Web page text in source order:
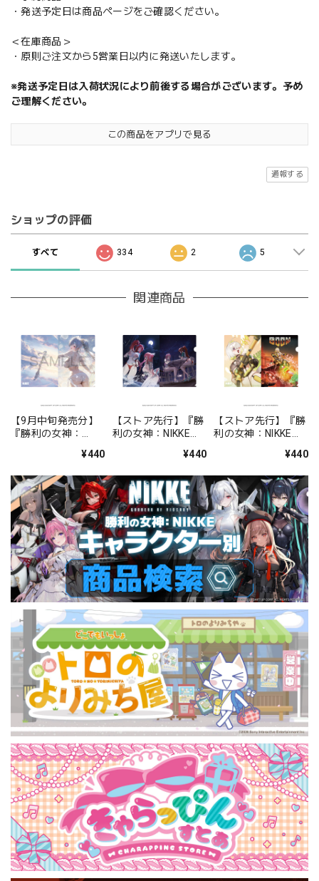
・発送予定日は商品ページをご確認ください。
＜在庫商品＞
・原則ご注文から5営業日以内に発送いたします。
※発送予定日は入荷状況により前後する場合がございます。予め
ご理解ください。
この商品をアプリで見る
通報する
ショップの評価
すべて 334 2 5
関連商品
【9月中旬発売分】
『勝利の女神：
イル シンデレラ：ク
¥440
【ストア先行】『勝
利の女神：NIKKE』
＆ラピ
¥440
【ストア先行】『勝
利の女神：NIKKE』
¥440